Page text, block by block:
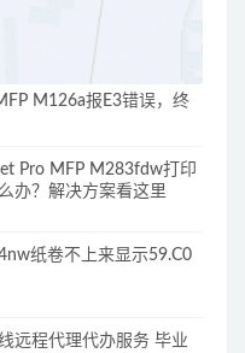
M126a报E3错误，终
Pro MFP M283fdw打印
办？解决方案看这里
纸卷不上来显示59.C0
远程代理代办服务 毕业